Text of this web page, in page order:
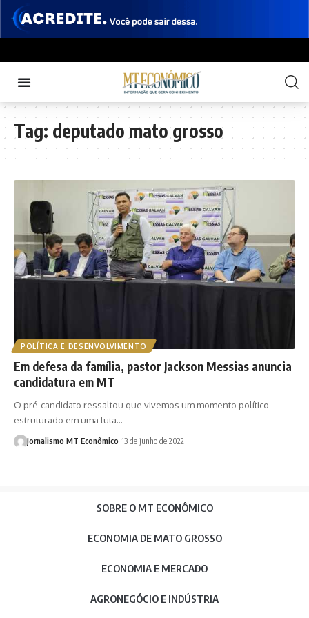
Tag: deputado mato grosso
POLÍTICA E DESENVOLVIMENTO
Em defesa da família, pastor Jackson Messias anuncia
candidatura em MT
O pré-candidato ressaltou que vivemos um momento político
estruturado em uma luta…
Jornalismo MT Econômico 13 de junho de 2022
SOBRE O MT ECONÔMICO
ECONOMIA DE MATO GROSSO
ECONOMIA E MERCADO
AGRONEGÓCIO E INDÚSTRIA